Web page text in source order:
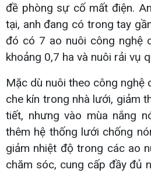
đề phòng sự cố mất điện.
tại, anh đang có trong tay
đó có 7 ao nuôi công nghệ
khoảng 0,7 ha và nuôi rải vụ
Mặc dù nuôi theo công nghệ
che kín trong nhà lưới, giảm
tiết, nhưng vào mùa nắng
thêm hệ thống lưới chống
giảm nhiệt độ trong các ao
chăm sóc, cung cấp đầy đủ